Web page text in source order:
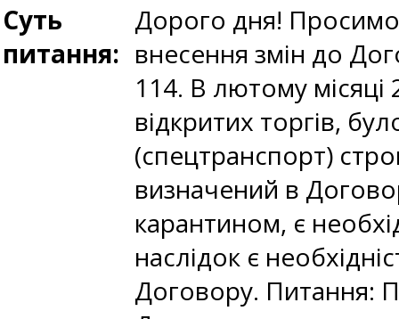
Суть
питання:
Дорого дня!
внесення змін до
114. В лютому
відкритих торгів,
(спецтранспорт)
визначений в
карантином, є
наслідок є
Договору. Питання: